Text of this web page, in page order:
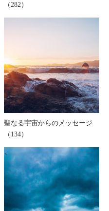
（282）
聖なる宇宙からのメッセージ
（134）